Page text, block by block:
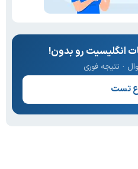
انگلیسیت رو بدون!
تست